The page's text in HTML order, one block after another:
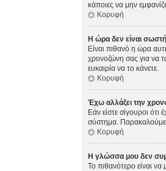
κάποιες να μην
Κορυφή
Η ώρα δεν είναι
Είναι πιθανό η ώρα
χρονοζώνη σας για να
ευκαιρία να το κάνετε.
Κορυφή
Έχω αλλάξει την
Εάν είστε σίγουροι
σύστημα. Παρακαλούμε
Κορυφή
Η γλώσσα μου δεν
Το πιθανότερο είναι να